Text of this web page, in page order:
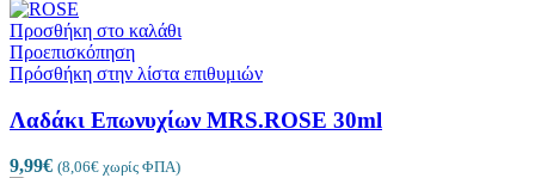
Προσθήκη στο καλάθι
Προεπισκόπηση
Πρόσθήκη στην λίστα επιθυμιών
Λαδάκι Επωνυχίων MRS.ROSE 30ml
9,99€ (8,06€ χωρίς ΦΠΑ)